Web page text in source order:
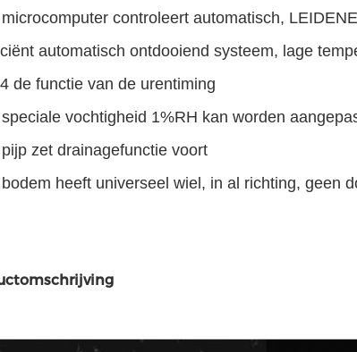
controleert automatisch,
automatisch ontdooiend systeem, lage
de functie van de urentiming
vochtigheid 1%RH kan worden
zet drainagefunctie voort
heeft universeel wiel, in al richting, geen